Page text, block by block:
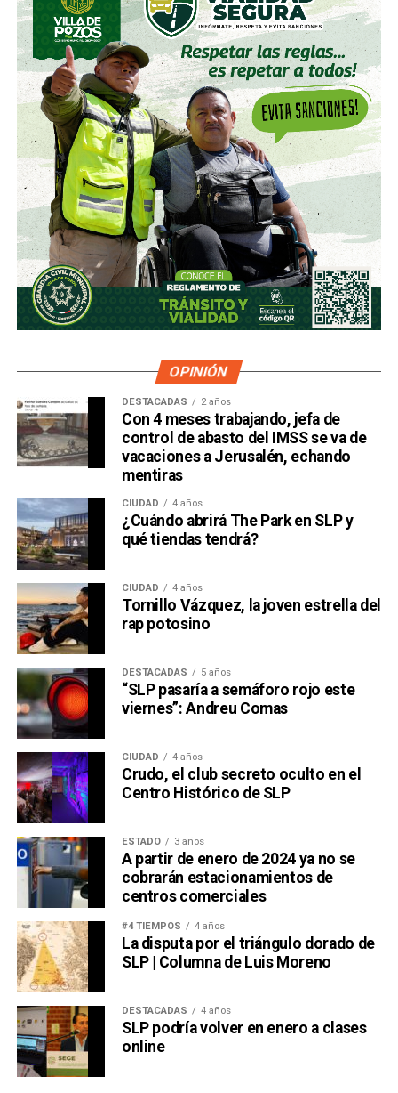
OPINIÓN
DESTACADAS 2 años
Con 4 meses trabajando, jefa de
control de abasto del IMSS se va de
vacaciones a Jerusalén, echando
mentiras
CIUDAD 4 años
¿Cuándo abrirá The Park en SLP y
qué tiendas tendrá?
CIUDAD 4 años
Tornillo Vázquez, la joven estrella del
rap potosino
DESTACADAS 5 años
“SLP pasaría a semáforo rojo este
viernes”: Andreu Comas
CIUDAD 4 años
Crudo, el club secreto oculto en el
Centro Histórico de SLP
ESTADO 3 años
A partir de enero de 2024 ya no se
cobrarán estacionamientos de
centros comerciales
#4 TIEMPOS 4 años
La disputa por el triángulo dorado de
SLP | Columna de Luis Moreno
DESTACADAS 4 años
SLP podría volver en enero a clases
online